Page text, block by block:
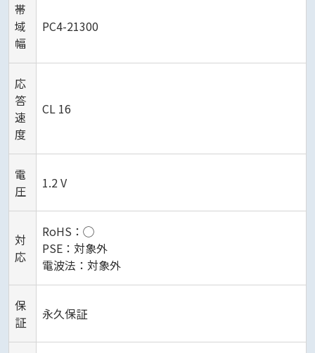
帯
域
幅
PC4-21300
応
答
速
度
CL 16
電
圧
1.2 V
対
応
RoHS：◯
PSE：対象外
電波法：対象外
保
証
永久保証